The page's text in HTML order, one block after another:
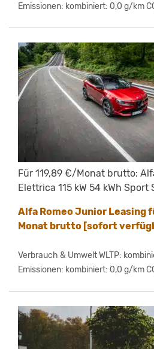
Emissionen: kombiniert: 0,0 g/km
Für 119,89 €/Monat brutto:
Elettrica 115 kW 54 kWh Sport
Alfa Romeo Junior Leasing
Monat brutto [sofort
Verbrauch & Umwelt WLTP:
Emissionen: kombiniert: 0,0 g/km